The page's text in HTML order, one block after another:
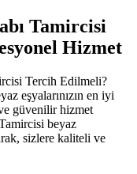
Tamircisi
Hizmet
Tercih Edilmeli?
eşyalarınızın en iyi
güvenilir hizmet
beyaz
sizlere kaliteli ve